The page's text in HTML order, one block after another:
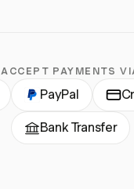
ACCEPT PAYMENTS
PayPal
Bank Transfer